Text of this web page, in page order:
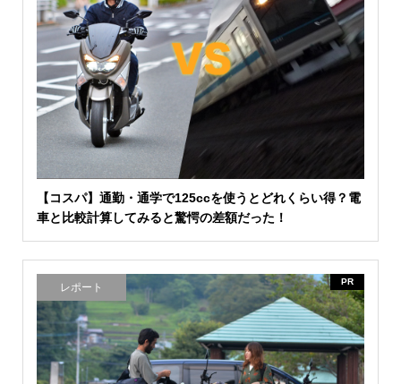
【コスパ】通勤・通学で125ccを使うとどれくらい得？電
車と比較計算してみると驚愕の差額だった！
レポート PR